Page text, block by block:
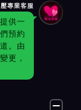
專業客服
供一
預約
。由
更，